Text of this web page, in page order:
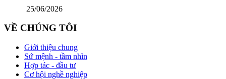
25/06/2026
VỀ CHÚNG TÔI
Giới thiệu chung
Sứ mệnh - tầm nhìn
Hợp tác - đầu tư
Cơ hội nghề nghiệp